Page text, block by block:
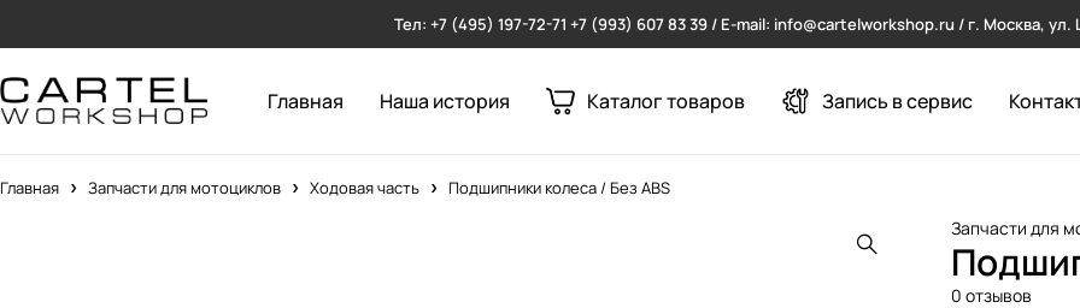
Тел: +7 (495) 197-72-71 +7 (993) 607 83 39 / E-mail: info@cartelworkshop.ru / г. Москва,
Главная Наша история Каталог товаров Запись в сервис
Главная Запчасти для мотоциклов Ходовая часть Подшипники колеса / Без ABS
Запчасти для
0 отзывов